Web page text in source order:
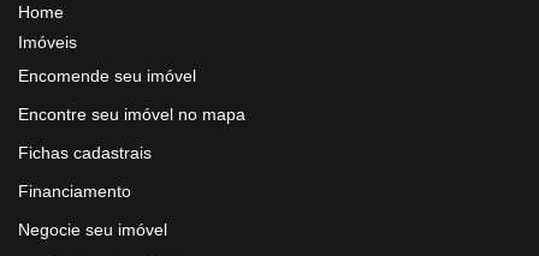
Home
Imóveis
Encomende seu imóvel
Encontre seu imóvel no mapa
Fichas cadastrais
Financiamento
Negocie seu imóvel